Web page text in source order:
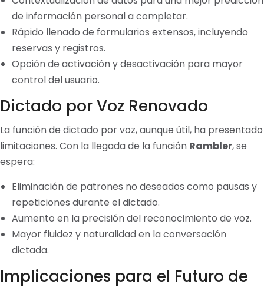
de información personal a completar.
Rápido llenado de formularios extensos, incluyendo
reservas y registros.
Opción de activación y desactivación para mayor
control del usuario.
Dictado por Voz Renovado
La función de dictado por voz, aunque útil, ha presentado
limitaciones. Con la llegada de la función Rambler, se
espera:
Eliminación de patrones no deseados como pausas y
repeticiones durante el dictado.
Aumento en la precisión del reconocimiento de voz.
Mayor fluidez y naturalidad en la conversación
dictada.
Implicaciones para el Futuro de